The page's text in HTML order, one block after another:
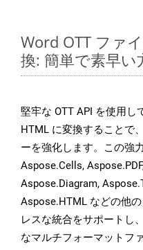
Word OTT ファ
換: 簡単で素早い
堅牢な OTT API を使用し
HTML に変換することで
ーを強化します。この強
Aspose.Cells,
Aspose.Diagram,
Aspose.HTML などの他
レスな統合をサポートし
なマルチフォーマットフ